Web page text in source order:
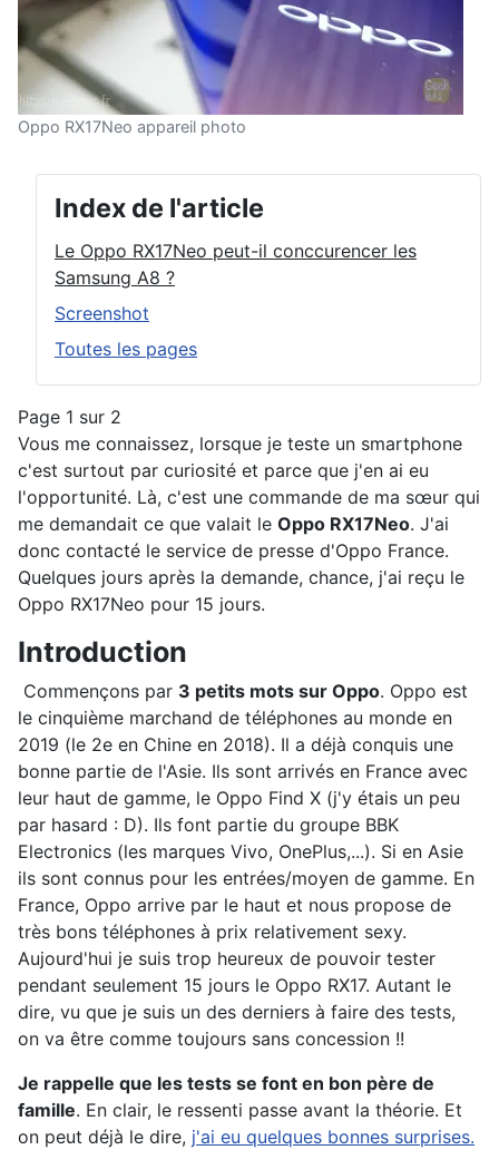
Oppo RX17Neo appareil photo
Index de l'article
Le Oppo RX17Neo peut-il conccurencer les
Samsung A8 ?
Screenshot
Toutes les pages
Page 1 sur 2
Vous me connaissez, lorsque je teste un smartphone
c'est surtout par curiosité et parce que j'en ai eu
l'opportunité. Là, c'est une commande de ma sœur qui
me demandait ce que valait le Oppo RX17Neo. J'ai
donc contacté le service de presse d'Oppo France.
Quelques jours après la demande, chance, j'ai reçu le
Oppo RX17Neo pour 15 jours.
Introduction
Commençons par 3 petits mots sur Oppo. Oppo est
le cinquième marchand de téléphones au monde en
2019 (le 2e en Chine en 2018). Il a déjà conquis une
bonne partie de l'Asie. Ils sont arrivés en France avec
leur haut de gamme, le Oppo Find X (j'y étais un peu
par hasard : D). Ils font partie du groupe BBK
Electronics (les marques Vivo, OnePlus,...). Si en Asie
ils sont connus pour les entrées/moyen de gamme. En
France, Oppo arrive par le haut et nous propose de
très bons téléphones à prix relativement sexy.
Aujourd'hui je suis trop heureux de pouvoir tester
pendant seulement 15 jours le Oppo RX17. Autant le
dire, vu que je suis un des derniers à faire des tests,
on va être comme toujours sans concession !!
Je rappelle que les tests se font en bon père de
famille. En clair, le ressenti passe avant la théorie. Et
on peut déjà le dire, j'ai eu quelques bonnes surprises.